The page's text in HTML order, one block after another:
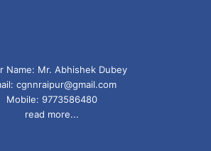
Name: Mr. Abhishek Dubey
cgnnraipur@gmail.com
Mobile: 9773586480
read more...